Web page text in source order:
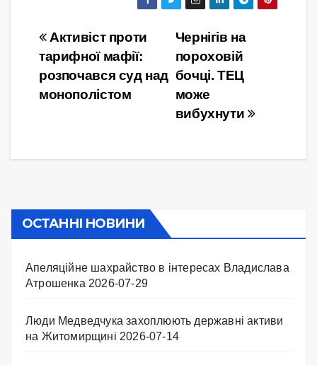
Навігація
записів
Чернігів на
пороховій
бочці. ТЕЦ
може
вибухнути
Активіст проти
тарифної мафії:
розпочався суд над
монополістом
ОСТАННІ НОВИНИ
Апеляційне шахрайство в інтересах Владислава
Атрошенка 2026-07-29
Люди Медведчука захоплюють державні активи
на Житомирщині 2026-07-14